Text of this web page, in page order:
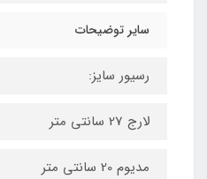
سایر توضیحات
رسیور سایز:
لارج 27 سانتی متر
مدیوم 20 سانتی متر